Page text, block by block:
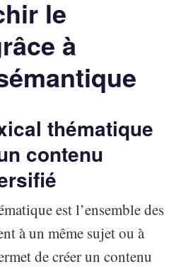
le
à
thématique
contenu
est l’ensemble des
à un même sujet ou à
de créer un contenu